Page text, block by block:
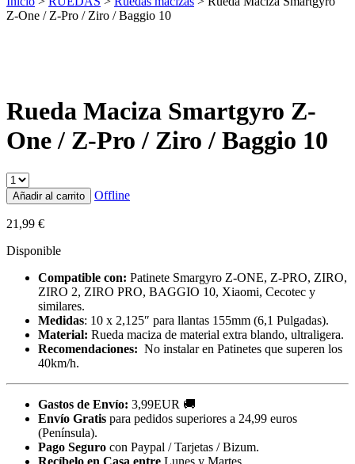
Z-One / Z-Pro / Ziro / Baggio 10
Rueda Maciza Smartgyro Z-
One / Z-Pro / Ziro / Baggio 10
Añadir al carrito Offline
21,99 €
Disponible
Compatible con: Patinete Smargyro Z-ONE, Z-PRO, ZIRO,
ZIRO 2, ZIRO PRO, BAGGIO 10, Xiaomi, Cecotec y
similares.
Medidas: 10 x 2,125″ para llantas 155mm (6,1 Pulgadas).
Material: Rueda maciza de material extra blando, ultraligera.
Recomendaciones: No instalar en Patinetes que superen los
40km/h.
Gastos de Envío: 3,99EUR 🚚
Envío Gratis para pedidos superiores a 24,99 euros
(Península).
Pago Seguro con Paypal / Tarjetas / Bizum.
Recíbelo en Casa entre Lunes y Martes.